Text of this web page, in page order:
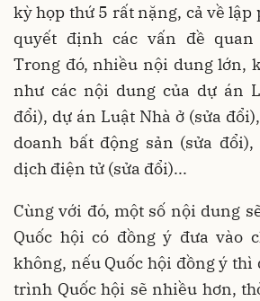
kỳ họp thứ 5 rất nặng, cả về lập
quyết định các vấn đề
Trong đó, nhiều nội dung lớn,
như các nội dung của dự án
đổi), dự án Luật Nhà ở (sửa
doanh bất động sản (sửa
dịch điện tử (sửa đổi)...
Cùng với đó, một số nội dung
Quốc hội có đồng ý đưa vào
không, nếu Quốc hội đồng ý
trình Quốc hội sẽ nhiều hơn,